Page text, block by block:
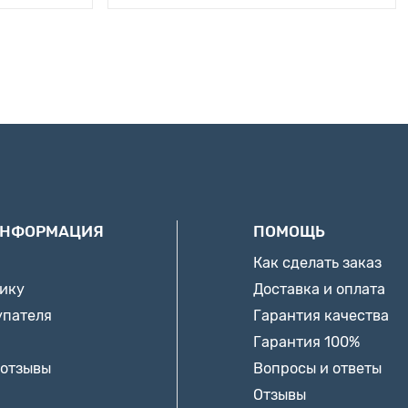
ПОМОЩЬ
Как сделать заказ
Доставка и оплата
Гарантия качества
Гарантия 100%
Вопросы и ответы
Отзывы